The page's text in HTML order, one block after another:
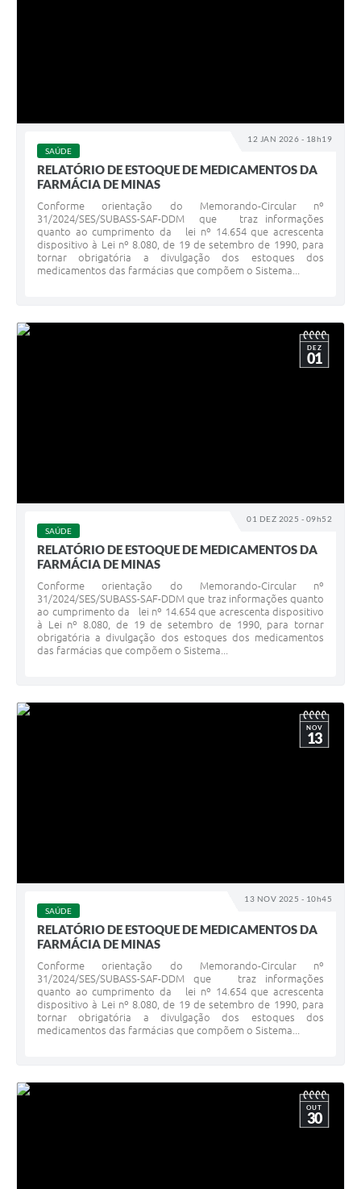
12 JAN 2026 - 18h19
SAÚDE
RELATÓRIO DE ESTOQUE DE MEDICAMENTOS DA
FARMÁCIA DE MINAS
Conforme orientação do Memorando-Circular nº
31/2024/SES/SUBASS-SAF-DDM que traz informações
quanto ao cumprimento da lei nº 14.654 que acrescenta
dispositivo à Lei nº 8.080, de 19 de setembro de 1990, para
tornar obrigatória a divulgação dos estoques dos
medicamentos das farmácias que compõem o Sistema...
01 DEZ 2025 - 09h52
DEZ
01
SAÚDE
RELATÓRIO DE ESTOQUE DE MEDICAMENTOS DA
FARMÁCIA DE MINAS
Conforme orientação do Memorando-Circular nº
31/2024/SES/SUBASS-SAF-DDM que traz informações quanto
ao cumprimento da lei nº 14.654 que acrescenta dispositivo
à Lei nº 8.080, de 19 de setembro de 1990, para tornar
obrigatória a divulgação dos estoques dos medicamentos
das farmácias que compõem o Sistema...
13 NOV 2025 - 10h45
NOV
13
SAÚDE
RELATÓRIO DE ESTOQUE DE MEDICAMENTOS DA
FARMÁCIA DE MINAS
Conforme orientação do Memorando-Circular nº
31/2024/SES/SUBASS-SAF-DDM que traz informações
quanto ao cumprimento da lei nº 14.654 que acrescenta
dispositivo à Lei nº 8.080, de 19 de setembro de 1990, para
tornar obrigatória a divulgação dos estoques dos
medicamentos das farmácias que compõem o Sistema...
OUT
30